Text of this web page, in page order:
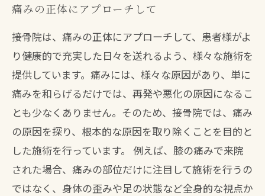
痛みの正体にアプローチして
接骨院は、痛みの正体にアプローチして、患者様がよ
り健康的で充実した日々を送れるよう、様々な施術を
提供しています。痛みには、様々な原因があり、単に
痛みを和らげるだけでは、再発や悪化の原因になるこ
とも少なくありません。そのため、接骨院では、痛み
の原因を探り、根本的な原因を取り除くことを目的と
した施術を行っています。 例えば、膝の痛みで来院
された場合、痛みの部位だけに注目して施術を行うの
ではなく、身体の歪みや足の状態など全身的な視点か